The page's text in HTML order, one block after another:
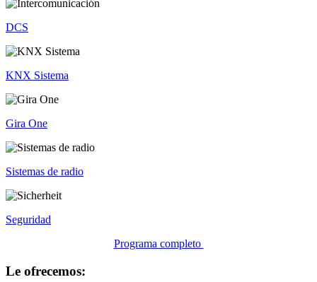
DCS
KNX Sistema
Gira One
Sistemas de radio
Seguridad
Programa completo
Le ofrecemos: